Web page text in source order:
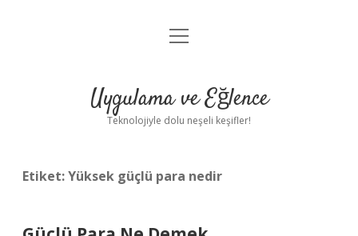
Anasayfa
Yasal Uyarı
menüyü
Uygulama ve Eğlence
Teknolojiyle dolu neşeli keşifler!
Etiket:Yüksek güçlü para nedir